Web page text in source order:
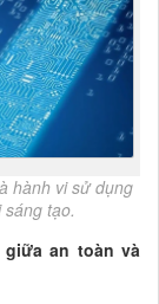
hành vi sử dụng
tạo.
an toàn và